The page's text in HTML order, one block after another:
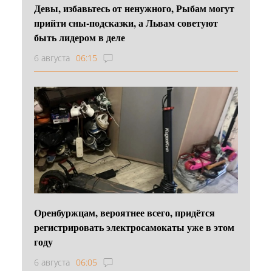
Девы, избавьтесь от ненужного, Рыбам могут
прийти сны-подсказки, а Львам советуют
быть лидером в деле
6 августа 06:15
Оренбуржцам, вероятнее всего, придётся
регистрировать электросамокаты уже в этом
году
6 августа 06:05